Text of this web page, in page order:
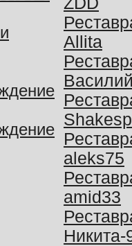
Allita
aleks75
amid33
Никита-